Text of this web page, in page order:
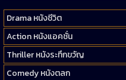
Drama หนังชีวิต
Action หนังแอคชั่น
Thriller หนังระทึกขวัญ
Comedy หนังตลก